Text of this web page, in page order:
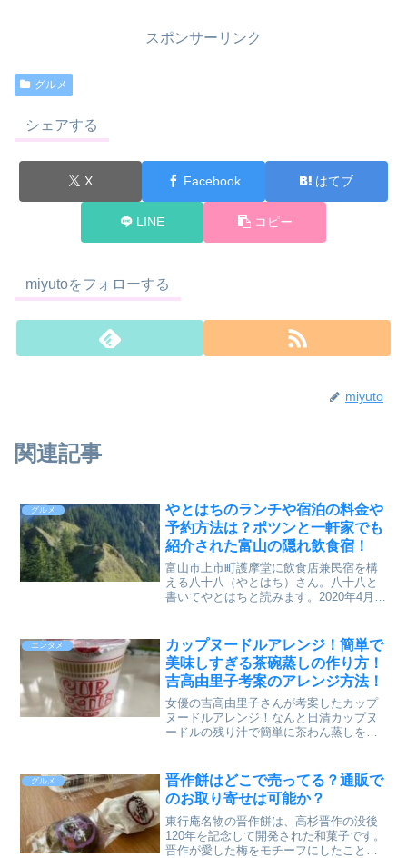
スポンサーリンク
グルメ
シェアする
X Facebook はてブ
LINE コピー
miyutoをフォローする
miyuto
関連記事
グルメ
やとはちのランチや宿泊の料金や
予約方法は？ポツンと一軒家でも
紹介された富山の隠れ飲食宿！
富山市上市町護摩堂に飲食店兼民宿を構
える八十八（やとはち）さん。八十八と
書いてやとはちと読みます。2020年4月に
れたのですが、9月13日（日）にも同番組
で紹介されます...
エンタメ
カップヌードルアレンジ！簡単で
美味しすぎる茶碗蒸しの作り方！
吉高由里子考案のアレンジ方法！
女優の吉高由里子さんが考案したカップ
ヌードルアレンジ！なんと日清カップヌ
ードルの残り汁で簡単に茶わん蒸しを作
に『めちゃ×2イケてるッ！』（フジテレ
ビ系）のやべっち寿司で...
グルメ
晋作餅はどこで売ってる？通販で
のお取り寄せは可能か？
東行庵名物の晋作餅は、高杉晋作の没後
120年を記念して開発された和菓子です。
晋作が愛した梅をモチーフにしたこと